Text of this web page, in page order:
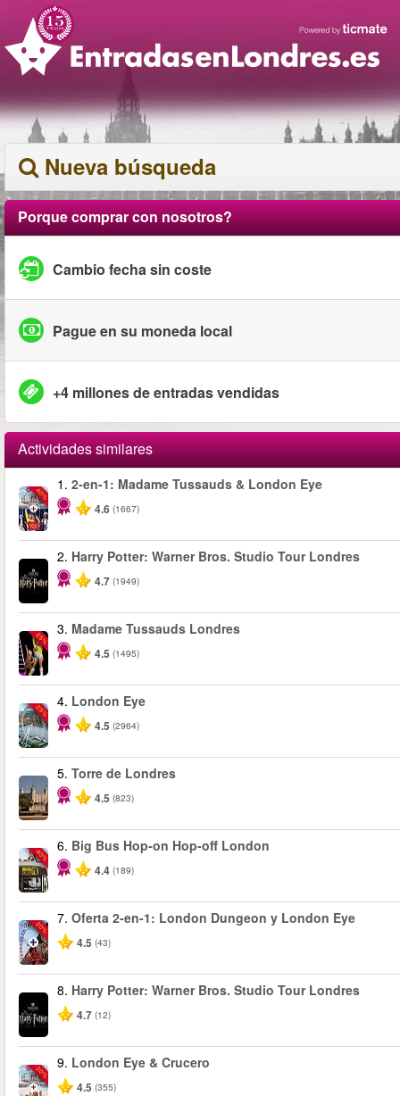
Nueva búsqueda
Porque comprar con nosotros?
Cambio fecha sin coste
Pague en su moneda local
+4 millones de entradas vendidas
Actividades similares
-40%
1. 2-en-1: Madame Tussauds & London Eye
4.6 (1667)
2. Harry Potter: Warner Bros. Studio Tour Londres
4.7 (1949)
-25%
3. Madame Tussauds Londres
4.5 (1495)
-25%
4. London Eye
4.5 (2964)
5. Torre de Londres
4.5 (823)
-40%
6. Big Bus Hop-on Hop-off London
4.4 (189)
-20%
7. Oferta 2-en-1: London Dungeon y London Eye
4.5 (43)
8. Harry Potter: Warner Bros. Studio Tour Londres
4.7 (12)
-20%
9. London Eye & Crucero
4.5 (355)